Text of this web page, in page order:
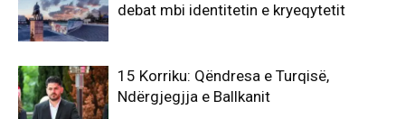
debat mbi identitetin e kryeqytetit
15 Korriku: Qëndresa e Turqisë,
Ndërgjegjja e Ballkanit